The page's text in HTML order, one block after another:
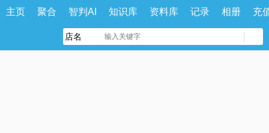
主页 聚合 智判AI 知识库 资料库 记录 相册 充